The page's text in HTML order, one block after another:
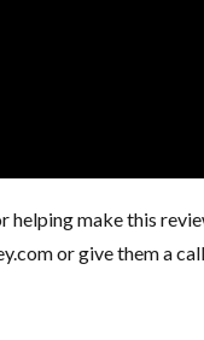
make this
or give them a